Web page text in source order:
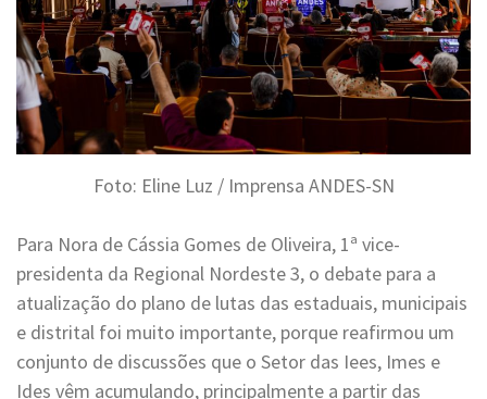
Foto: Eline Luz / Imprensa ANDES-SN
Para Nora de Cássia Gomes de Oliveira, 1ª vice-
presidenta da Regional Nordeste 3, o debate para a
atualização do plano de lutas das estaduais, municipais
e distrital foi muito importante, porque reafirmou um
conjunto de discussões que o Setor das Iees, Imes e
Ides vêm acumulando, principalmente a partir das